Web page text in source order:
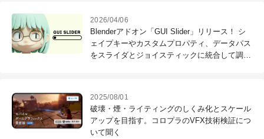
2026/04/06
Blenderアドオン「GUI Slider」リリース！ シ
ェイプキーやカスタムプロパティ、データパス
をスライダとジョイスティックに統合して調整
2025/08/01
破壊・煙・ライティングのしくみ化とスケール
アップを目指す。コロプラのVFX技術検証につ
いて聞く